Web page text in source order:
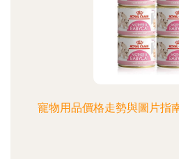
寵物用品價格走勢與圖片指